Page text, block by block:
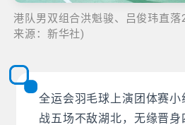
港队男双组合洪魁骏、吕俊玮直
来源：新华社)
全运会羽毛球上演团体赛
战五场不敌湖北，无缘晋